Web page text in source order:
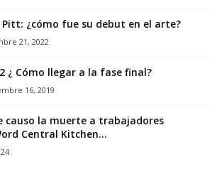
Pitt: ¿cómo fue su debut en el arte?
21, 2022
¿ Cómo llegar a la fase final?
16, 2019
causo la muerte a trabajadores
Central Kitchen...